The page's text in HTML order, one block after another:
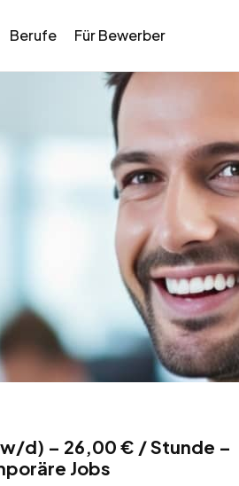
Berufe Für Bewerber
d) – 26,00 € / Stunde –
Jobs